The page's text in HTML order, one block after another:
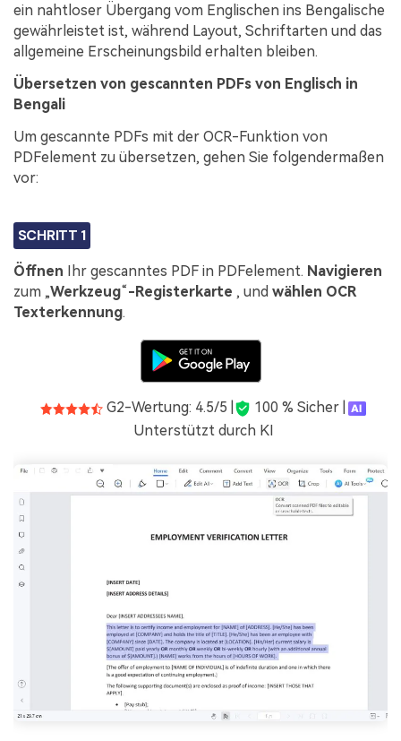
ein nahtloser Übergang vom Englischen ins Bengalische
gewährleistet ist, während Layout, Schriftarten und das
allgemeine Erscheinungsbild erhalten bleiben.
Übersetzen von gescannten PDFs von Englisch in
Bengali
Um gescannte PDFs mit der OCR-Funktion von
PDFelement zu übersetzen, gehen Sie folgendermaßen
vor:
SCHRITT 1
Öffnen Ihr gescanntes PDF in PDFelement. Navigieren
zum „Werkzeug“-Registerkarte , und wählen OCR
Texterkennung.
G2-Wertung: 4.5/5 |
100 % Sicher |
Unterstützt durch KI